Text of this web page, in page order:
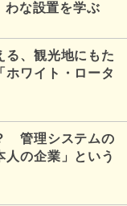
わな設置を学ぶ
る、観光地にもた
ホワイト・ロータ
管理システムの
の企業」という